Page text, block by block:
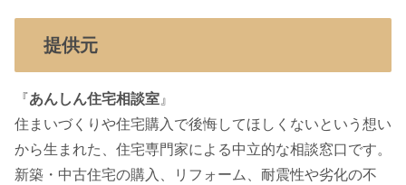
提供元
『あんしん住宅相談室 』
住まいづくりや住宅購入で後悔してほしくないという想い
から生まれた、住宅専門家による中立的な相談窓口です。
新築・中古住宅の購入、リフォーム、耐震性や劣化の不